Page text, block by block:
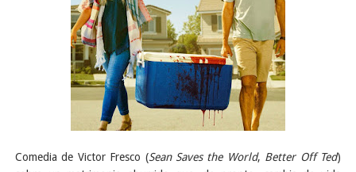
Comedia de Victor Fresco (Sean Saves the World, Better Off Ted)